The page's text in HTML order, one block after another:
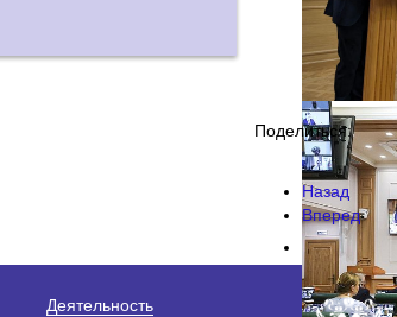
Поделиться:
Назад
Вперед
Деятельность